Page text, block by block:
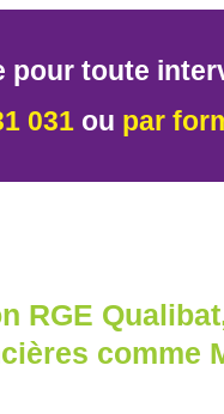
pour toute
031 ou par
RGE
comme